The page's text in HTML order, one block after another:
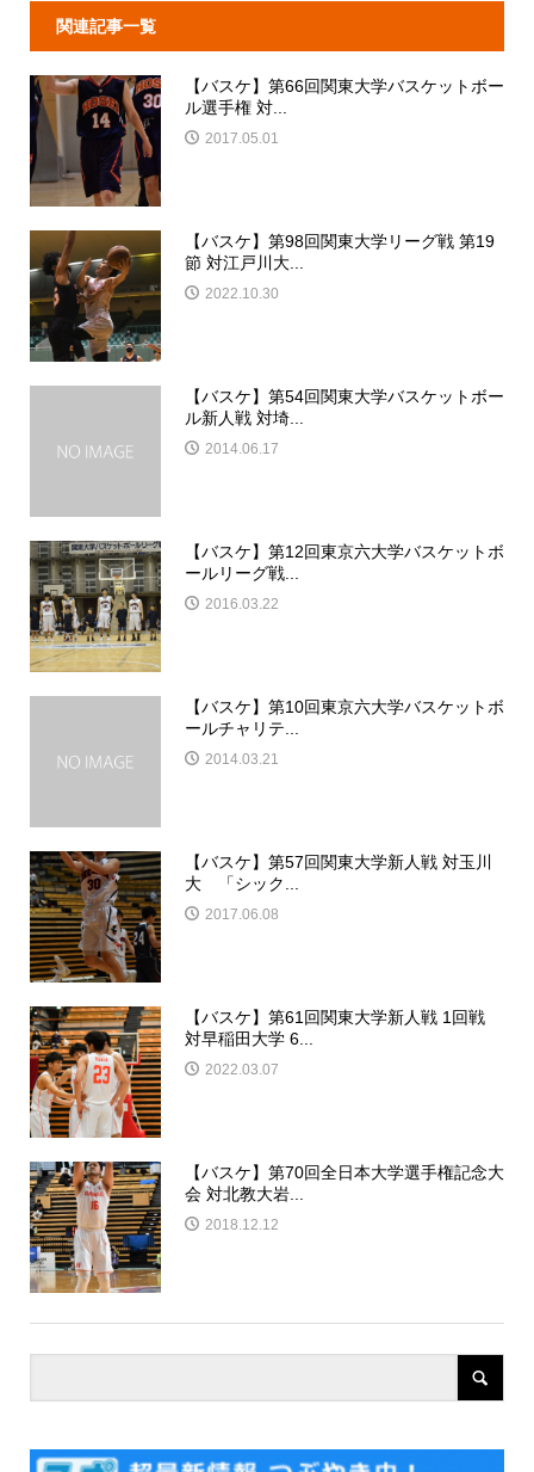
関連記事一覧
【バスケ】第66回関東大学バスケットボー
ル選手権 対...
2017.05.01
【バスケ】第98回関東大学リーグ戦 第19
節 対江戸川大...
2022.10.30
【バスケ】第54回関東大学バスケットボー
ル新人戦 対埼...
2014.06.17
【バスケ】第12回東京六大学バスケットボ
ールリーグ戦...
2016.03.22
【バスケ】第10回東京六大学バスケットボ
ールチャリテ...
2014.03.21
【バスケ】第57回関東大学新人戦 対玉川
大 「シック...
2017.06.08
【バスケ】第61回関東大学新人戦 1回戦
対早稲田大学 6...
2022.03.07
【バスケ】第70回全日本大学選手権記念大
会 対北教大岩...
2018.12.12